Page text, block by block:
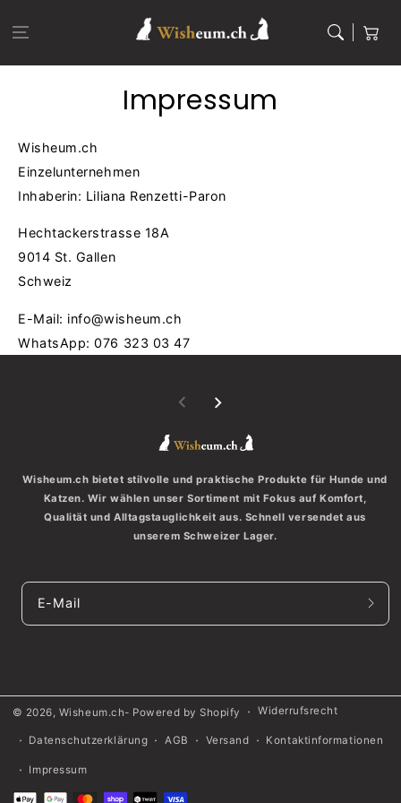
springen
Impressum
Wisheum.ch
Einzelunternehmen
Inhaberin: Liliana Renzetti-Paron
Hechtackerstrasse 18A
9014 St. Gallen
Schweiz
E-Mail: info@wisheum.ch
WhatsApp: 076 323 03 47
Wisheum.ch bietet stilvolle und praktische Produkte für Hunde und
Katzen. Wir wählen unser Sortiment mit Fokus auf Komfort,
Qualität und Alltagstauglichkeit aus. Schnell versendet aus
unserem Schweizer Lager.
E-Mail
© 2026, Wisheum.ch- Powered by Shopify Widerrufsrecht
Datenschutzerklärung AGB Versand Kontaktinformationen
Impressum
Zahlungsmethoden